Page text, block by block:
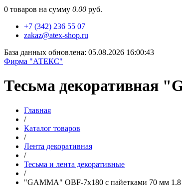
0 товаров на сумму 0.00 руб.
+7 (342) 236 55 07
zakaz@atex-shop.ru
База данных обновлена: 05.08.2026 16:00:43
Фирма "АТЕКС"
Тесьма декоративная
Главная
/
Каталог товаров
/
Лента декоративная
/
Тесьма и лента декоративные
/
"GAMMA" OBF-7x180 с пайетками 70 мм